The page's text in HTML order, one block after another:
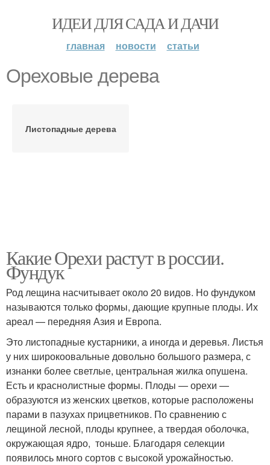
ИДЕИ ДЛЯ САДА И ДАЧИ
главная новости статьи
Ореховые дерева
Листопадные дерева
Какие Орехи растут в россии.
Фундук
Род лещина насчитывает около 20 видов. Но фундуком
называются только формы, дающие крупные плоды. Их
ареал — передняя Азия и Европа.
Это листопадные кустарники, а иногда и деревья. Листья
у них широкоовальные довольно большого размера, с
изнанки более светлые, центральная жилка опушена.
Есть и краснолистные формы. Плоды — орехи —
образуются из женских цветков, которые расположены
парами в пазухах прицветников. По сравнению с
лещиной лесной, плоды крупнее, а твердая оболочка,
окружающая ядро, тоньше. Благодаря селекции
появилось много сортов с высокой урожайностью.